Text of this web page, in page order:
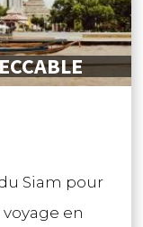
Siam pour
en